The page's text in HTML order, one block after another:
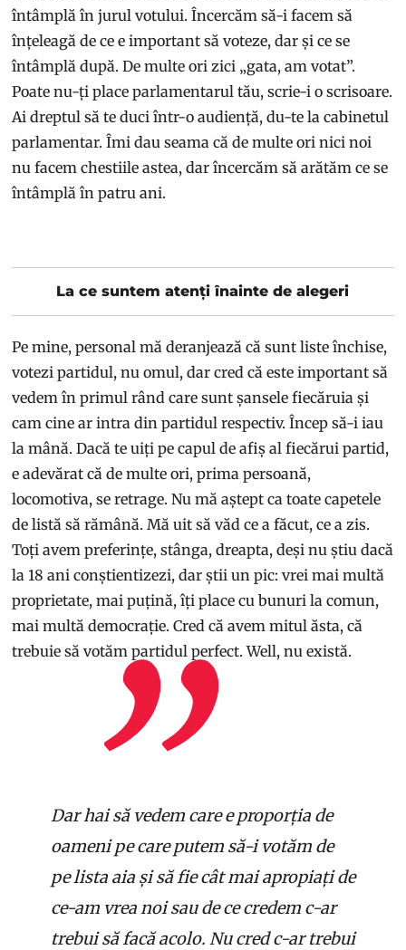
întâmplă în jurul votului. Încercăm să-i facem să
înțeleagă de ce e important să voteze, dar și ce se
întâmplă după. De multe ori zici „gata, am votat”.
Poate nu-ți place parlamentarul tău, scrie-i o scrisoare.
Ai dreptul să te duci într-o audiență, du-te la cabinetul
parlamentar. Îmi dau seama că de multe ori nici noi
nu facem chestiile astea, dar încercăm să arătăm ce se
întâmplă în patru ani.
La ce suntem atenți înainte de alegeri
Pe mine, personal mă deranjează că sunt liste închise,
votezi partidul, nu omul, dar cred că este important să
vedem în primul rând care sunt șansele fiecăruia și
cam cine ar intra din partidul respectiv. Încep să-i iau
la mână. Dacă te uiți pe capul de afiș al fiecărui partid,
e adevărat că de multe ori, prima persoană,
locomotiva, se retrage. Nu mă aștept ca toate capetele
de listă să rămână. Mă uit să văd ce a făcut, ce a zis.
Toți avem preferințe, stânga, dreapta, deși nu știu dacă
la 18 ani conștientizezi, dar știi un pic: vrei mai multă
proprietate, mai puțină, îți place cu bunuri la comun,
mai multă democrație. Cred că avem mitul ăsta, că
trebuie să votăm partidul perfect. Well, nu există.
Dar hai să vedem care e proporția de
oameni pe care putem să-i votăm de
pe lista aia și să fie cât mai apropiați de
ce-am vrea noi sau de ce credem c-ar
trebui să facă acolo. Nu cred c-ar trebui